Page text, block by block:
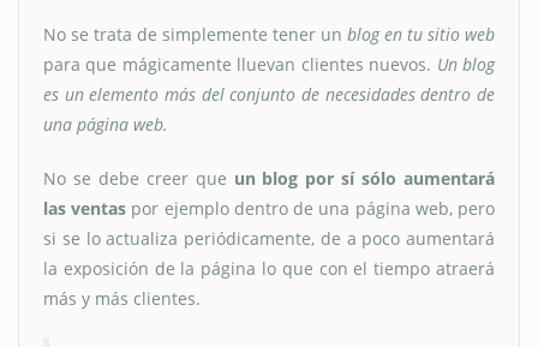
No se trata de simplemente tener un blog en tu sitio web
para que mágicamente lluevan clientes nuevos. Un blog
es un elemento más del conjunto de necesidades dentro de
una página web.
No se debe creer que un blog por sí sólo aumentará
las ventas por ejemplo dentro de una página web, pero
si se lo actualiza periódicamente, de a poco aumentará
la exposición de la página lo que con el tiempo atraerá
más y más clientes.